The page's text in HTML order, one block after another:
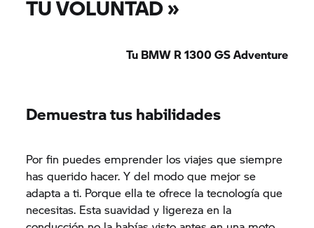
TU VOLUNTAD»
Tu BMW R 1300 GS Adventure
Demuestra tus habilidades
Por fin puedes emprender los viajes que siempre
has querido hacer. Y del modo que mejor se
adapta a ti. Porque ella te ofrece la tecnología que
necesitas. Esta suavidad y ligereza en la